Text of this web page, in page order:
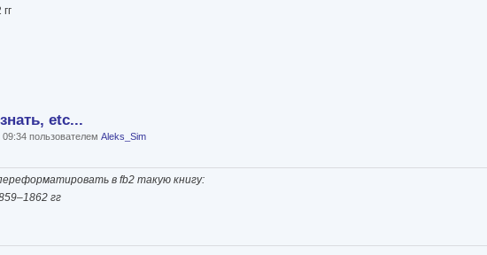
etc...
пользователем Aleks_Sim
в fb2 такую книгу:
гг